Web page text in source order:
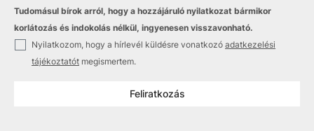
Tudomásul bírok arról, hogy a hozzájáruló nyilatkozat bármikor
korlátozás és indokolás nélkül, ingyenesen visszavonható.
✓ Nyilatkozom, hogy a hírlevél küldésre vonatkozó adatkezelési
tájékoztatót megismertem.
Feliratkozás